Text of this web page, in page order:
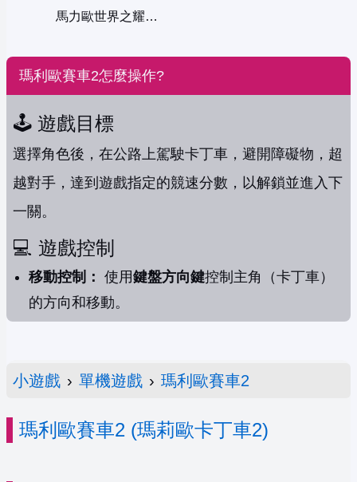
馬力歐世界之耀西島中文版
瑪利歐賽車2怎麼操作?
🕹️ 遊戲目標
選擇角色後，在公路上駕駛卡丁車，避開障礙物，超
越對手，達到遊戲指定的競速分數，以解鎖並進入下
一關。
💻 遊戲控制
移動控制： 使用鍵盤方向鍵控制主角（卡丁車）
的方向和移動。
小遊戲 › 單機遊戲 › 瑪利歐賽車2
瑪利歐賽車2 (瑪莉歐卡丁車2)